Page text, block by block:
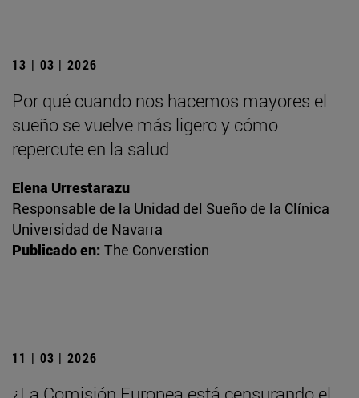
13 | 03 | 2026
Por qué cuando nos hacemos mayores el
sueño se vuelve más ligero y cómo
repercute en la salud
Elena Urrestarazu
Responsable de la Unidad del Sueño de la Clínica
Universidad de Navarra
Publicado en: The Converstion
11 | 03 | 2026